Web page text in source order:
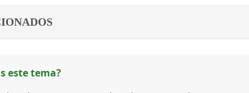
este tema?